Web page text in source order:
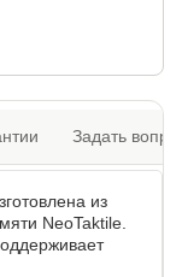
Задать
из
NeoTaktile.